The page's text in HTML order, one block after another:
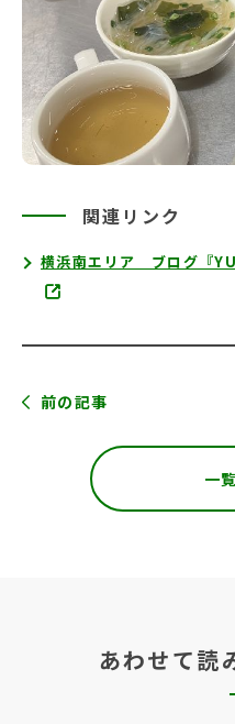
関連リンク
横浜南エリア ブログ『
前の記事
一
あわせて読